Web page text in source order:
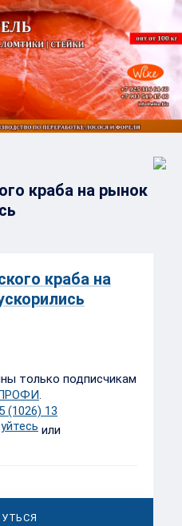
краба на рынок
краба на
только подписчикам
.
(1026) 13
или